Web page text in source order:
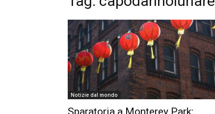
Notizie dal mondo
Sparatoria a Monterey Park: